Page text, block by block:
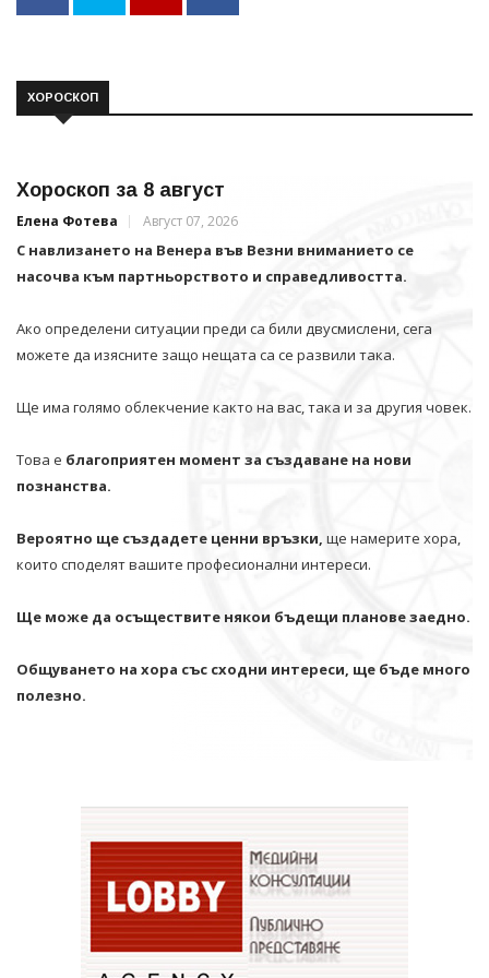
ХОРОСКОП
Хороскоп за 8 август
Елена Фотева Август 07, 2026
С навлизането на Венера във Везни вниманието се
насочва към партньорството и справедливостта.
Ако определени ситуации преди са били двусмислени, сега
можете да изясните защо нещата са се развили така.
Ще има голямо облекчение както на вас, така и за другия човек.
Това е благоприятен момент за създаване на нови
познанства.
Вероятно ще създадете ценни връзки, ще намерите хора,
които споделят вашите професионални интереси.
Ще може да осъществите някои бъдещи планове заедно.
Общуването на хора със сходни интереси, ще бъде много
полезно.